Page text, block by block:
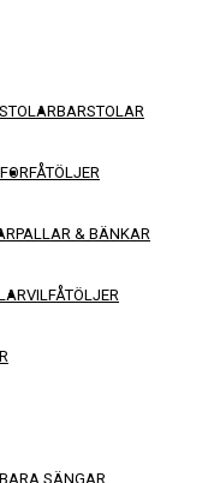
BARSTOLAR
FÅTÖLJER
PALLAR & BÄNKAR
VILFÅTÖLJER
SÄNGAR